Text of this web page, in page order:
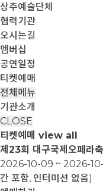
상주예술단체
협력기관
오시는길
멤버십
공연일정
티켓예매
전체메뉴
기관소개
CLOSE
티켓예매 view all
제23회 대구국제오페라
2026-10-09 ~ 2026-
간 포함, 인터미션 없음)